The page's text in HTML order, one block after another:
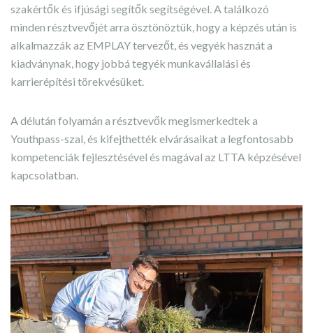
szakértők és ifjúsági segítők segítségével. A találkozó
minden résztvevőjét arra ösztönöztük, hogy a képzés után is
alkalmazzák az EMPLAY tervezőt, és vegyék hasznát a
kiadványnak, hogy jobbá tegyék munkavállalási és
karrierépítési törekvésüket.
A délután folyamán a résztvevők megismerkedtek a
Youthpass-szal, és kifejthették elvárásaikat a legfontosabb
kompetenciák fejlesztésével és magával az LTTA képzésével
kapcsolatban.